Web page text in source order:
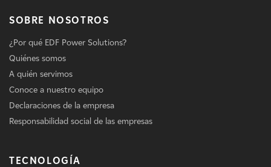
SOBRE NOSOTROS
¿Por qué EDF Power Solutions?
Quiénes somos
A quién servimos
Conoce a nuestro equipo
Declaraciones de la empresa
Responsabilidad social de las empresas
TECNOLOGÍA